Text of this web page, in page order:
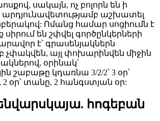
սակայն, ոչ բոլորն են ի
աշխատել
Ոմանց համար սոցիումն է
են շփվել գործընկերների
է՝ գրասենյակներն
չփակվեն, այլ փոխարինվեն միջին
օրինակ՝
շաբաթը կդառնա 3/2/2՝ 3 օր՝
2 օր՝ տանը, 2 հանգստյան օր:
հոգեբան